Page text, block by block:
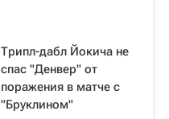
Трипл-дабл Йокича не
спас "Денвер" от
поражения в матче с
"Бруклином"